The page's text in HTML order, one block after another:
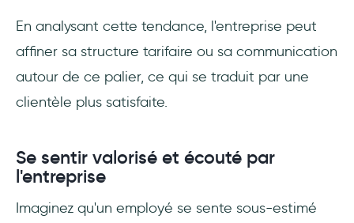
En analysant cette tendance, l'entreprise peut
affiner sa structure tarifaire ou sa communication
autour de ce palier, ce qui se traduit par une
clientèle plus satisfaite.
Se sentir valorisé et écouté par
l'entreprise
Imaginez qu'un employé se sente sous-estimé